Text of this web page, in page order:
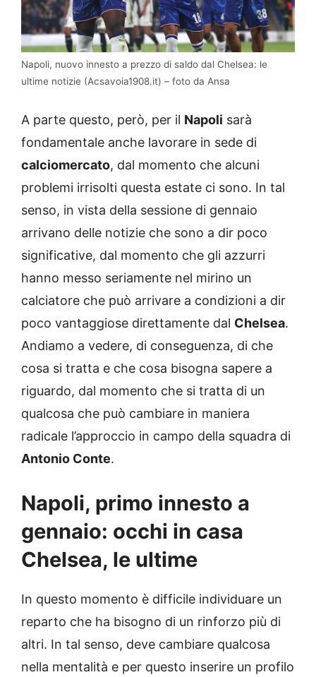
Napoli, nuovo innesto a prezzo di saldo dal Chelsea: le
ultime notizie (Acsavoia1908.it) – foto da Ansa
A parte questo, però, per il Napoli sarà
fondamentale anche lavorare in sede di
calciomercato, dal momento che alcuni
problemi irrisolti questa estate ci sono. In tal
senso, in vista della sessione di gennaio
arrivano delle notizie che sono a dir poco
significative, dal momento che gli azzurri
hanno messo seriamente nel mirino un
calciatore che può arrivare a condizioni a dir
poco vantaggiose direttamente dal Chelsea.
Andiamo a vedere, di conseguenza, di che
cosa si tratta e che cosa bisogna sapere a
riguardo, dal momento che si tratta di un
qualcosa che può cambiare in maniera
radicale l’approccio in campo della squadra di
Antonio Conte.
Napoli, primo innesto a
gennaio: occhi in casa
Chelsea, le ultime
In questo momento è difficile individuare un
reparto che ha bisogno di un rinforzo più di
altri. In tal senso, deve cambiare qualcosa
nella mentalità e per questo inserire un profilo